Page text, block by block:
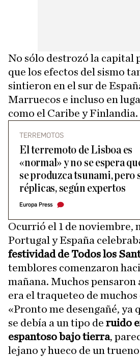
No sólo destrozó la capital
que los efectos del sismo
sintieron en el sur de
Marruecos e incluso en
como el Caribe y Finlandia.
TERREMOTOS
El terremoto de Lisboa es
«normal» y no se espera
se produzca tsunami, pero
réplicas, según expertos
Europa Press
Ocurrió el 1 de noviembre,
Portugal y España
festividad de Todos los
temblores comenzaron
mañana. Muchos
era el traqueteo de
«Pronto me desengañé, ya
se debía a un tipo de ruido
espantoso bajo tierra,
lejano y hueco de un